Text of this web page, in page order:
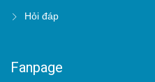
Hỏi đáp
Fanpage